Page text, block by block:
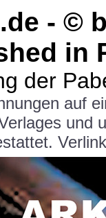
- ©
in
der
auf
und